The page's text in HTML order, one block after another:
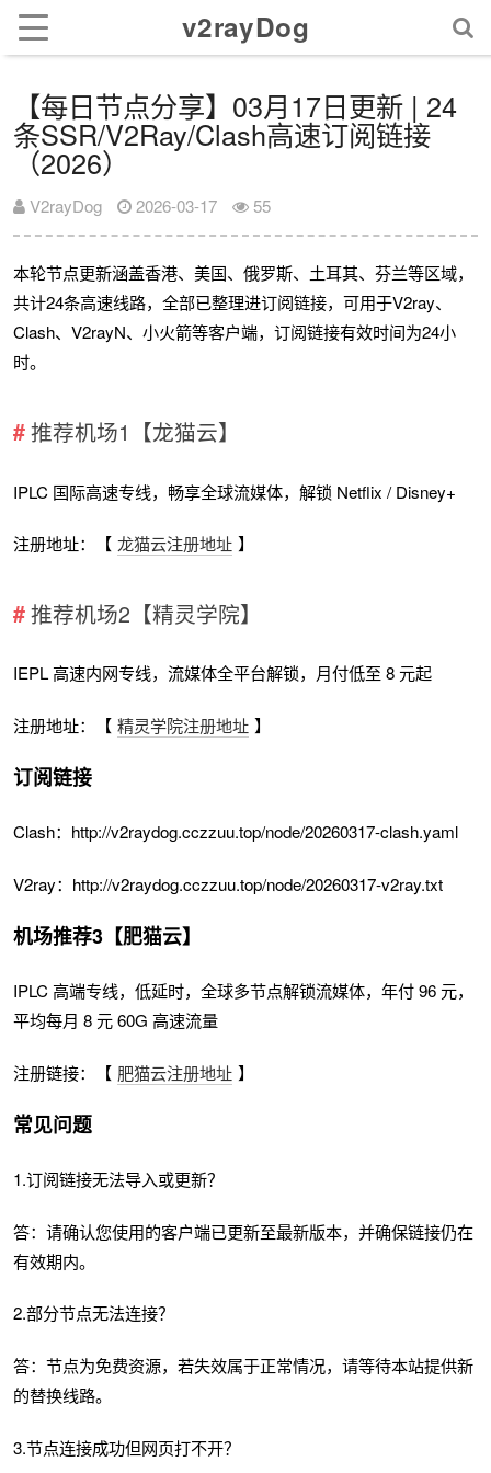
v2rayDog
【每日节点分享】03月17日更新 | 24
条SSR/V2Ray/Clash高速订阅链接
（2026）
V2rayDog 2026-03-17 55
本轮节点更新涵盖香港、美国、俄罗斯、土耳其、芬兰等区域，
共计24条高速线路，全部已整理进订阅链接，可用于V2ray、
Clash、V2rayN、小火箭等客户端，订阅链接有效时间为24小
时。
推荐机场1【龙猫云】
IPLC 国际高速专线，畅享全球流媒体，解锁 Netflix / Disney+
注册地址：【 龙猫云注册地址 】
推荐机场2【精灵学院】
IEPL 高速内网专线，流媒体全平台解锁，月付低至 8 元起
注册地址：【 精灵学院注册地址 】
订阅链接
Clash：http://v2raydog.cczzuu.top/node/20260317-clash.yaml
V2ray：http://v2raydog.cczzuu.top/node/20260317-v2ray.txt
机场推荐3【肥猫云】
IPLC 高端专线，低延时，全球多节点解锁流媒体，年付 96 元，
平均每月 8 元 60G 高速流量
注册链接：【 肥猫云注册地址 】
常见问题
1.订阅链接无法导入或更新？
答：请确认您使用的客户端已更新至最新版本，并确保链接仍在
有效期内。
2.部分节点无法连接？
答：节点为免费资源，若失效属于正常情况，请等待本站提供新
的替换线路。
3.节点连接成功但网页打不开？